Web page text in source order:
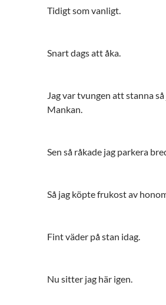
Tidigt som vanligt.
Snart dags att åka.
Jag var tvungen att stanna
Mankan.
Sen så råkade jag parkera
Så jag köpte frukost av
Fint väder på stan idag.
Nu sitter jag här igen.